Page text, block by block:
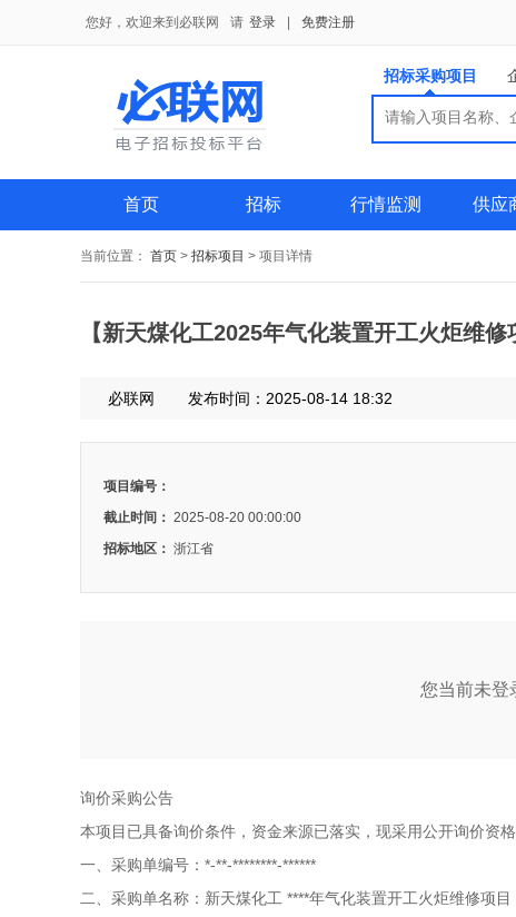
您好，欢迎来到必联网 请 登录 免费注册
招标采购项目
首页 招标 行情监测 供应
当前位置： 首页 > 招标项目 > 项目详情
【新天煤化工2025年气化装置开工火炬维
必联网 发布时间：2025-08-14 18:32
项目编号：
截止时间： 2025-08-20 00:00:00
招标地区： 浙江省
您当前未登
询价采购公告
本项目已具备询价条件，资金来源已落实，现采用公开询价资格
一、采购单编号：*-**-********-******
二、采购单名称：新天煤化工 ****年气化装置开工火炬维修项目